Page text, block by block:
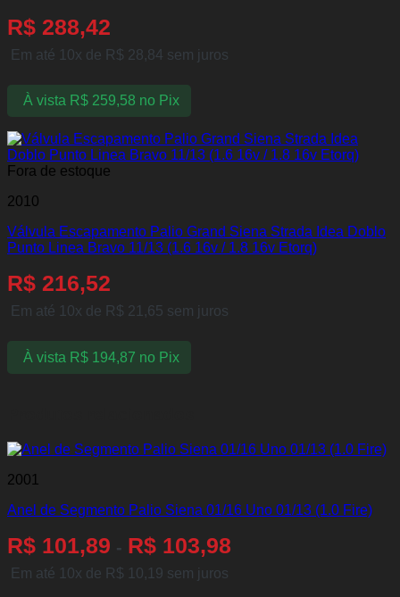
R$ 288,42
Em até 10x de R$ 28,84 sem juros
À vista R$259,58 no Pix
Fora de estoque
2010
Válvula Escapamento Palio Grand Siena Strada Idea Doblo
Punto Linea Bravo 11/13 (1.6 16v / 1.8 16v Etorq)
R$ 216,52
Em até 10x de R$ 21,65 sem juros
À vista R$194,87 no Pix
2001
Anel de Segmento Palio Siena 01/16 Uno 01/13 (1.0 Fire)
R$ 101,89 - R$ 103,98
Em até 10x de R$ 10,19 sem juros